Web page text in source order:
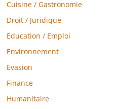
Cuisine / Gastronomie
Droit / Juridique
Education / Emploi
Environnement
Evasion
Finance
Humanitaire